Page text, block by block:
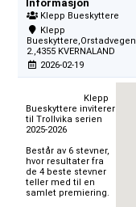
Informasjon
Klepp Bueskyttere
Klepp
Bueskyttere,Orstadvegen
2.,4355 KVERNALAND
2026-02-19
Bueskyttere inviterer
til Trollvika serien
2025-2026
Består av 6 stevner,
hvor resultater fra
de 4 beste stevner
teller med til en
samlet premiering.